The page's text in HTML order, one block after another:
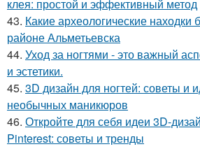
клея: простой и эффективный метод
43. Какие археологические
районе Альметьевска
44. Уход за ногтями - это важный
и эстетики.
45. 3D дизайн для ногтей: советы и
необычных маникюров
46. Откройте для себя идеи 3D-
Pinterest: советы и тренды